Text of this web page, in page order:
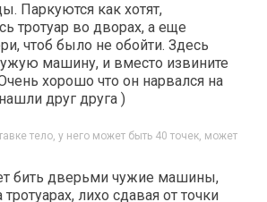
Паркуются как хотят,
тротуар во дворах, а еще
чтоб было не обойти. Здесь
машину, и вместо извините
хорошо что он нарвался на
друг друга )
тело, у него может быть 40 точек, может
бить дверьми чужие машины,
тротуарах, лихо сдавая от точки